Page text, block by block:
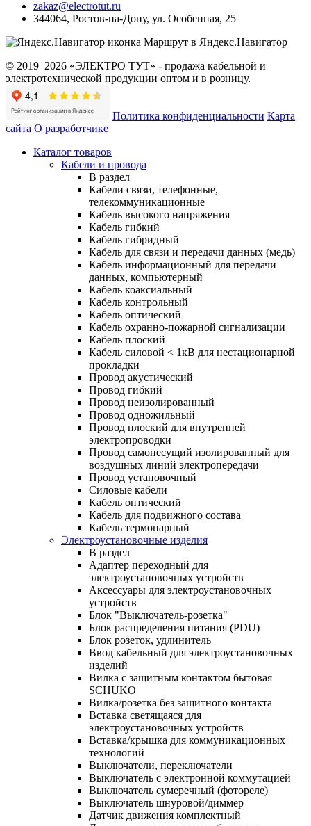
zakaz@electrotut.ru
344064, Ростов-на-Дону, ул. Особенная, 25
Маршрут в Яндекс.Навигатор
© 2019–2026 «ЭЛЕКТРО ТУТ» - продажа кабельной и
электротехнической продукции оптом и в розницу.
Политика конфиденциальности Карта
сайта О разработчике
Каталог товаров
Кабели и провода
В раздел
Кабели связи, телефонные,
телекоммуникационные
Кабель высокого напряжения
Кабель гибкий
Кабель гибридный
Кабель для связи и передачи данных (медь)
Кабель информационный для передачи
данных, компьютерный
Кабель коаксиальный
Кабель контрольный
Кабель оптический
Кабель охранно-пожарной сигнализации
Кабель плоский
Кабель силовой < 1кВ для нестационарной
прокладки
Провод акустический
Провод гибкий
Провод неизолированный
Провод одножильный
Провод плоский для внутренней
электропроводки
Провод самонесущий изолированный для
воздушных линий электропередачи
Провод установочный
Силовые кабели
Кабель оптический
Кабель для подвижного состава
Кабель термопарный
Электроустановочные изделия
В раздел
Адаптер переходный для
электроустановочных устройств
Аксессуары для электроустановочных
устройств
Блок "Выключатель-розетка"
Блок распределения питания (PDU)
Блок розеток, удлинитель
Ввод кабельный для электроустановочных
изделий
Вилка с защитным контактом бытовая
SCHUKO
Вилка/розетка без защитного контакта
Вставка светящаяся для
электроустановочных устройств
Вставка/крышка для коммуникационных
технологий
Выключатели, переключатели
Выключатель с электронной коммутацией
Выключатель сумеречный (фотореле)
Выключатель шнуровой/диммер
Датчик движения комплектный